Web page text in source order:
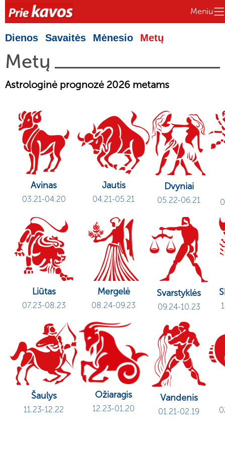
Meniu
Dienos Savaitės Mėnesio Metų
Metų
Astrologinė prognozė 2026 metams
Avinas
03.21-04.20
Jautis
04.21-05.21
Dvyniai
05.22-06.21
Liūtas
07.23-08.23
Mergelė
08.24-09.23
Svarstyklės
09.24-10.23
Šaulys
11.23-12.22
Ožiaragis
12.23-01.20
Vandenis
01.21-02.19